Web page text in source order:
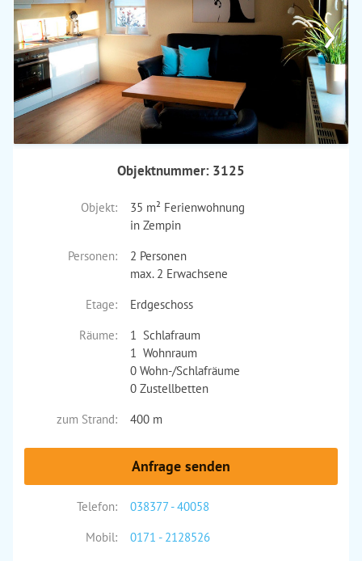
›
Objektnummer: 3125
Objekt:
35 m² Ferienwohnung
in Zempin
Personen:
2 Personen
max. 2 Erwachsene
Etage:
Erdgeschoss
Räume:
1 Schlafraum
1 Wohnraum
0 Wohn-/Schlafräume
0 Zustellbetten
zum Strand:
400 m
Anfrage senden
Telefon:
038377 - 40058
Mobil:
0171 - 2128526